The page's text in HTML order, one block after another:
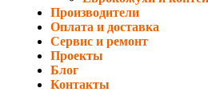
Производители
Оплата и доставка
Сервис и ремонт
Проекты
Блог
Контакты